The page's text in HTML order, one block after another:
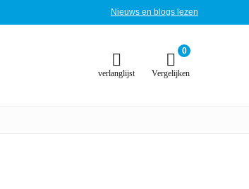
Nieuws en blogs lezen
verlanglijst
0
Vergelijken